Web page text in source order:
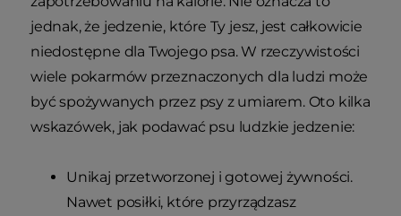
jednak, że jedzenie, które Ty jesz, jest całkowicie
niedostępne dla Twojego psa. W rzeczywistości
wiele pokarmów przeznaczonych dla ludzi może
być spożywanych przez psy z umiarem. Oto kilka
wskazówek, jak podawać psu ludzkie jedzenie:
Unikaj przetworzonej i gotowej żywności.
Nawet posiłki, które przyrządzasz